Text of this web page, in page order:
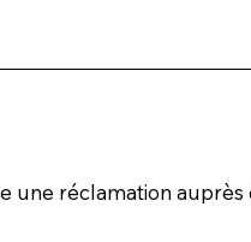
une réclamation